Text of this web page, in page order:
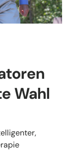
Wahl